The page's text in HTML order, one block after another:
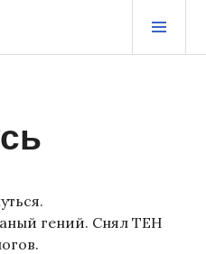
гений. Снял TEH